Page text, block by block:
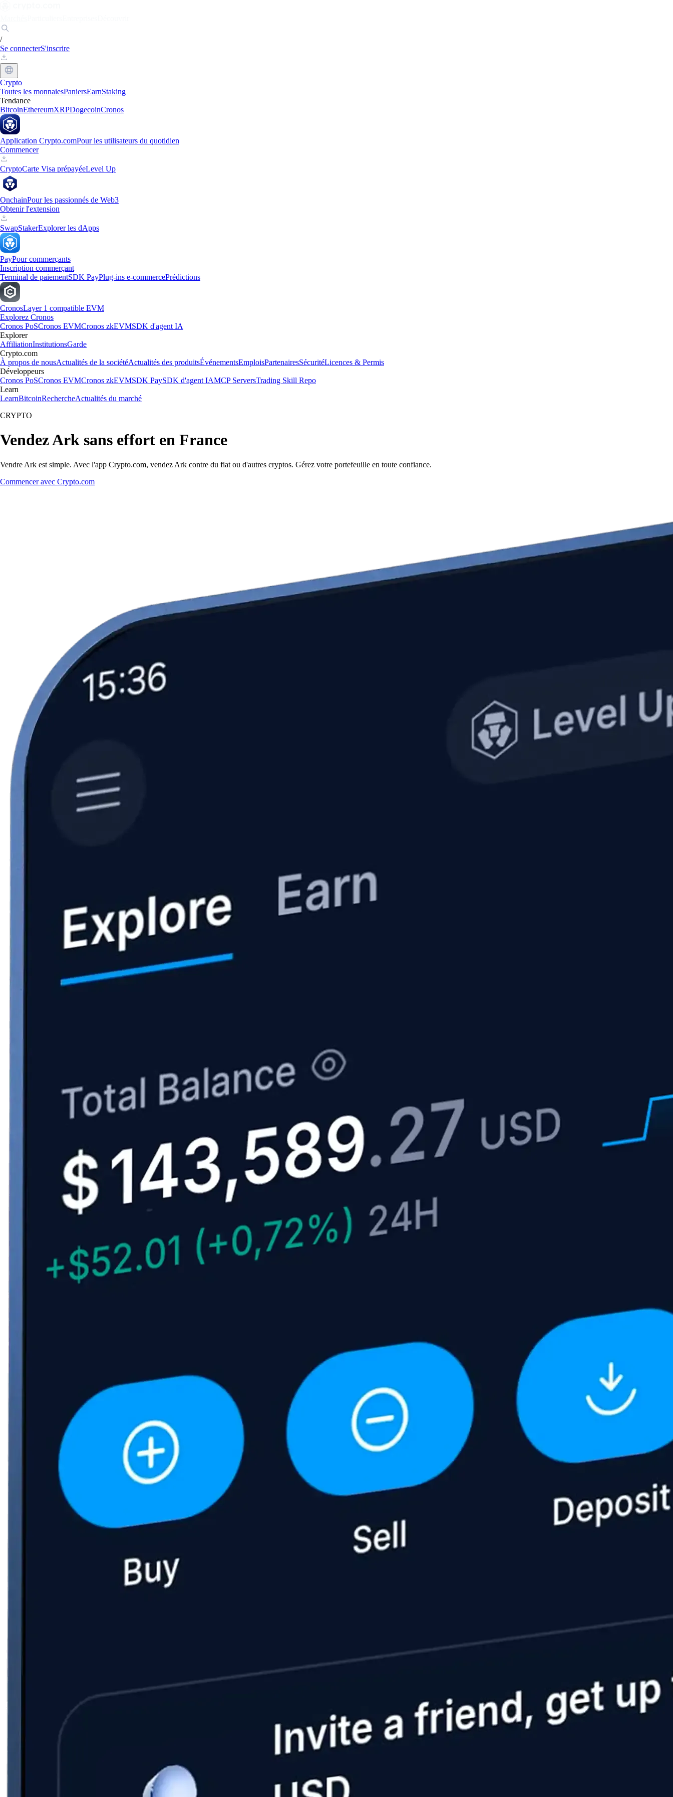
/
Se connecterS'inscrire
Crypto
Toutes les monnaiesPaniersEarnStaking
Tendance
BitcoinEthereumXRPDogecoinCronos
Application Crypto.comPour les utilisateurs du quotidien
Commencer
CryptoCarte Visa prépayéeLevel Up
OnchainPour les passionnés de Web3
Obtenir l'extension
SwapStakerExplorer les dApps
PayPour commerçants
Inscription commerçant
Terminal de paiementSDK PayPlug-ins e-commercePrédictions
CronosLayer 1 compatible EVM
Explorez Cronos
Cronos PoSCronos EVMCronos zkEVMSDK d'agent IA
Explorer
AffiliationInstitutionsGarde
Crypto.com
À propos de nousActualités de la sociétéActualités des produitsÉvénementsEmploisPartenairesSécuritéLicences & Permis
Développeurs
Cronos PoSCronos EVMCronos zkEVMSDK PaySDK d'agent IAMCP ServersTrading Skill Repo
Learn
LearnBitcoinRechercheActualités du marché
CRYPTO
Vendez Ark sans effort en France
Vendre Ark est simple. Avec l'app Crypto.com, vendez Ark contre du fiat ou d'autres cryptos. Gérez votre portefeuille en toute confiance.
Commencer avec Crypto.com